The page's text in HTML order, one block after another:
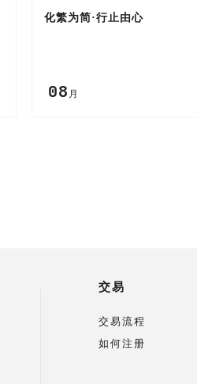
化繁为简·行止由心
08 月
交易
交易流程
如何注册